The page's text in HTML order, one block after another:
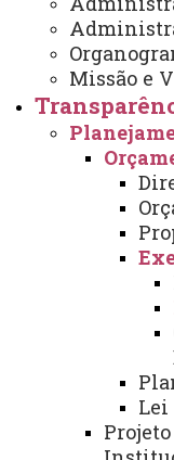
Missão e
Lei
Relatório de
Relatório de
Relatório de
Relatório de
Relatório de
Você está aqui:
Transparência
Orçamento